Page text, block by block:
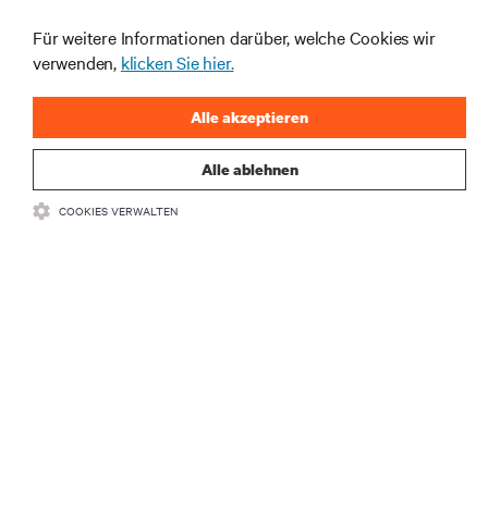
die neuesten Technologietrends
Erhalten Sie regelmäßig Updates zu den wichtigsten
Themen der Branche, mit aktuellen Diskussionen
und Einblicken von Experten in das
Rechenzentrums- und Infrastrukturmanagement.
JETZT ANMELDEN
Für weitere Informationen darüber, welche Cookies wir
verwenden, klicken Sie hier.
Alle ablehnen
Alle akzeptieren
COOKIES VERWALTEN